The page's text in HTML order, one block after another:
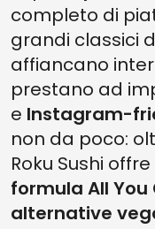
completo di
grandi classici
affiancano
prestano ad
e Instagram-
non da poco:
Roku Sushi
formula All You
alternative